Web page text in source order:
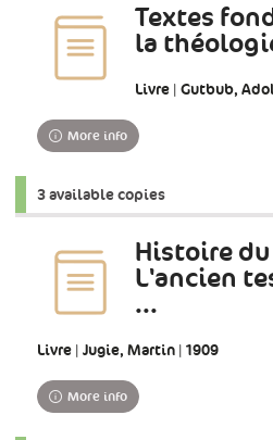
Textes
la
Livre | Gutbub,
More info
3 available copies
Histoire
L'ancien
...
Livre | Jugie, Martin | 1909
More info